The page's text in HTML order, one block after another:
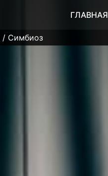
ГЛАВНАЯ
/ Симбиоз